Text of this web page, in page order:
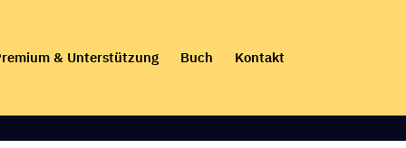
& Unterstützung Buch Kontakt